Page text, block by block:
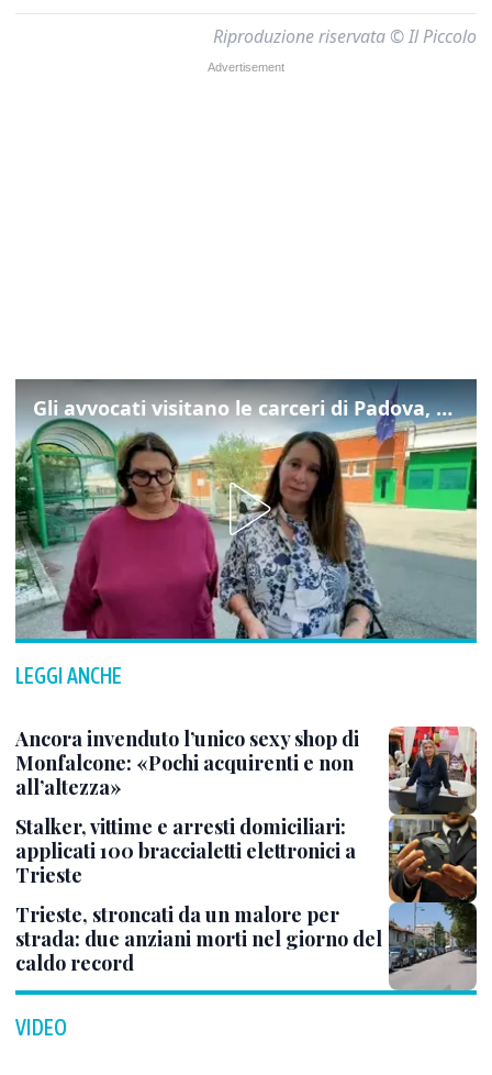
Riproduzione riservata © Il Piccolo
Gli avvocati visitano le carceri di Padova, ecco cosa hanno trovato
LEGGI ANCHE
Ancora invenduto l’unico sexy shop di
Monfalcone: «Pochi acquirenti e non
all’altezza»
Stalker, vittime e arresti domiciliari:
applicati 100 braccialetti elettronici a
Trieste
Trieste, stroncati da un malore per
strada: due anziani morti nel giorno del
caldo record
VIDEO